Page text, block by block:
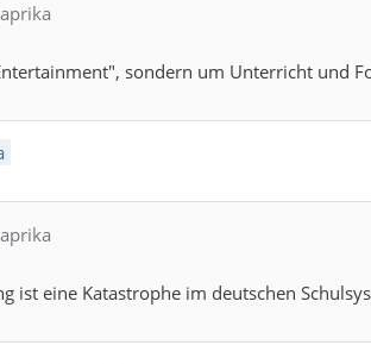
sondern um Unterricht und
ist eine Katastrophe im deutschen